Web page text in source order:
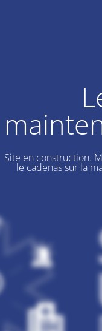
Site en construction.
le cadenas sur la